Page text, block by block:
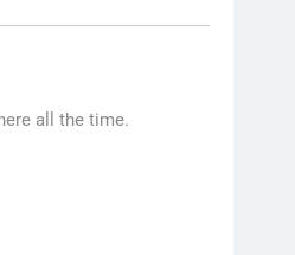
all the time.